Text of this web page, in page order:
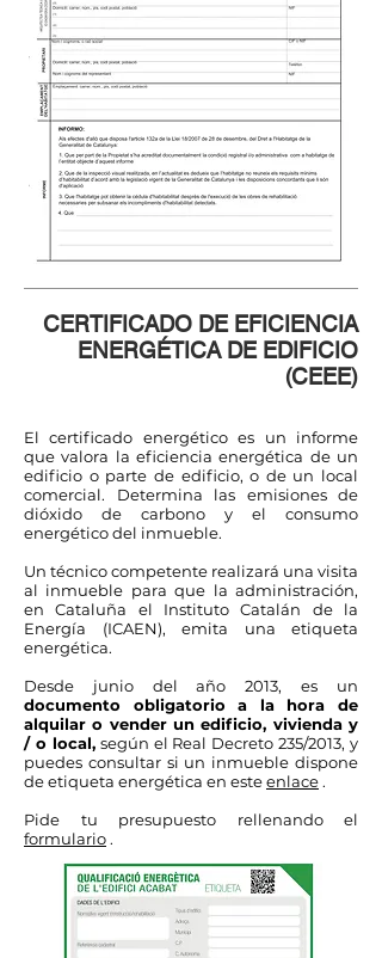
CERTIFICADO DE EFICIENCIA
ENERGÉTICA DE EDIFICIO
(CEEE)
El certificado energético es un informe
que valora la eficiencia energética de un
edificio o parte de edificio, o de un local
comercial. Determina las emisiones de
dióxido de carbono y el consumo
energético del inmueble.
Un técnico competente realizará una visita
al inmueble para que la administración,
en Cataluña el Instituto Catalán de la
Energía (ICAEN), emita una etiqueta
energética.
Desde junio del año 2013, es un
documento obligatorio a la hora de
alquilar o vender un edificio, vivienda y
/ o local,según el Real Decreto 235/2013, y
puedes consultar si un inmueble dispone
de etiqueta energética en esteenlace .
Pide tu presupuesto rellenando el
formulario .